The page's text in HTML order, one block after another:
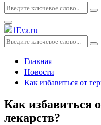
Искать:
Основное
меню
Искать:
Главная
Новости
Как избавиться от
Как избавиться
лекарств?